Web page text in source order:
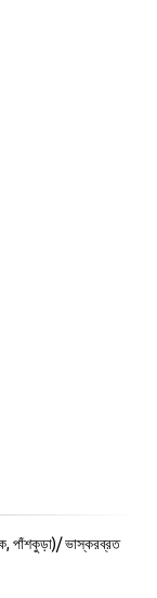
পাঁশকুড়া)/ ভাস্করব্রত